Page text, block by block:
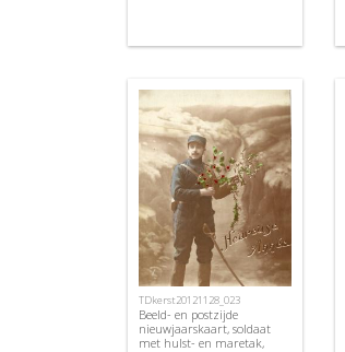
TDkerst20121128_023
Beeld- en postzijde
nieuwjaarskaart, soldaat
met hulst- en maretak,